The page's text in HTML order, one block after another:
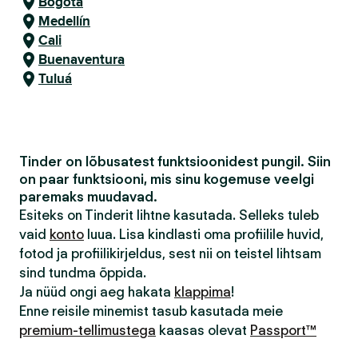
Medellín
Cali
Buenaventura
Tuluá
Tinder on lõbusatest funktsioonidest pungil. Siin
on paar funktsiooni, mis sinu kogemuse veelgi
paremaks muudavad.
Esiteks on Tinderit lihtne kasutada. Selleks tuleb
vaid konto luua. Lisa kindlasti oma profiilile huvid,
fotod ja profiilikirjeldus, sest nii on teistel lihtsam
sind tundma õppida.
Ja nüüd ongi aeg hakata klappima!
Enne reisile minemist tasub kasutada meie
premium-tellimustega kaasas olevat Passport™